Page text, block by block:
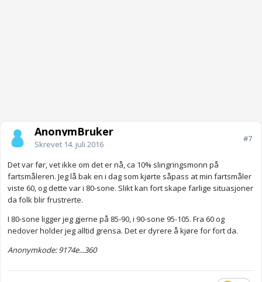
AnonymBruker
Skrevet 14. juli 2016
#7
Det var før, vet ikke om det er nå, ca 10% slingringsmonn på
fartsmåleren. Jeg lå bak en i dag som kjørte såpass at min fartsmåler
viste 60, og dette var i 80-sone. Slikt kan fort skape farlige situasjoner
da folk blir frustrerte.
I 80-sone ligger jeg gjerne på 85-90, i 90-sone 95-105. Fra 60 og
nedover holder jeg alltid grensa. Det er dyrere å kjøre for fort da.
Anonymkode: 9174e...360